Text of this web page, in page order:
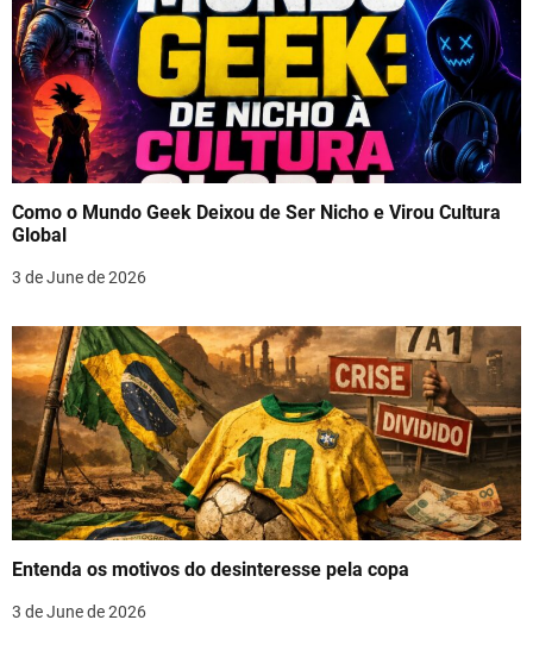
Como o Mundo Geek Deixou de Ser Nicho e Virou Cultura
Global
3 de June de 2026
Entenda os motivos do desinteresse pela copa
3 de June de 2026